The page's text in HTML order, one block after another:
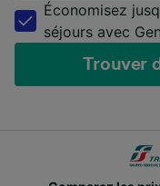
Économisez
séjours avec
Trouver